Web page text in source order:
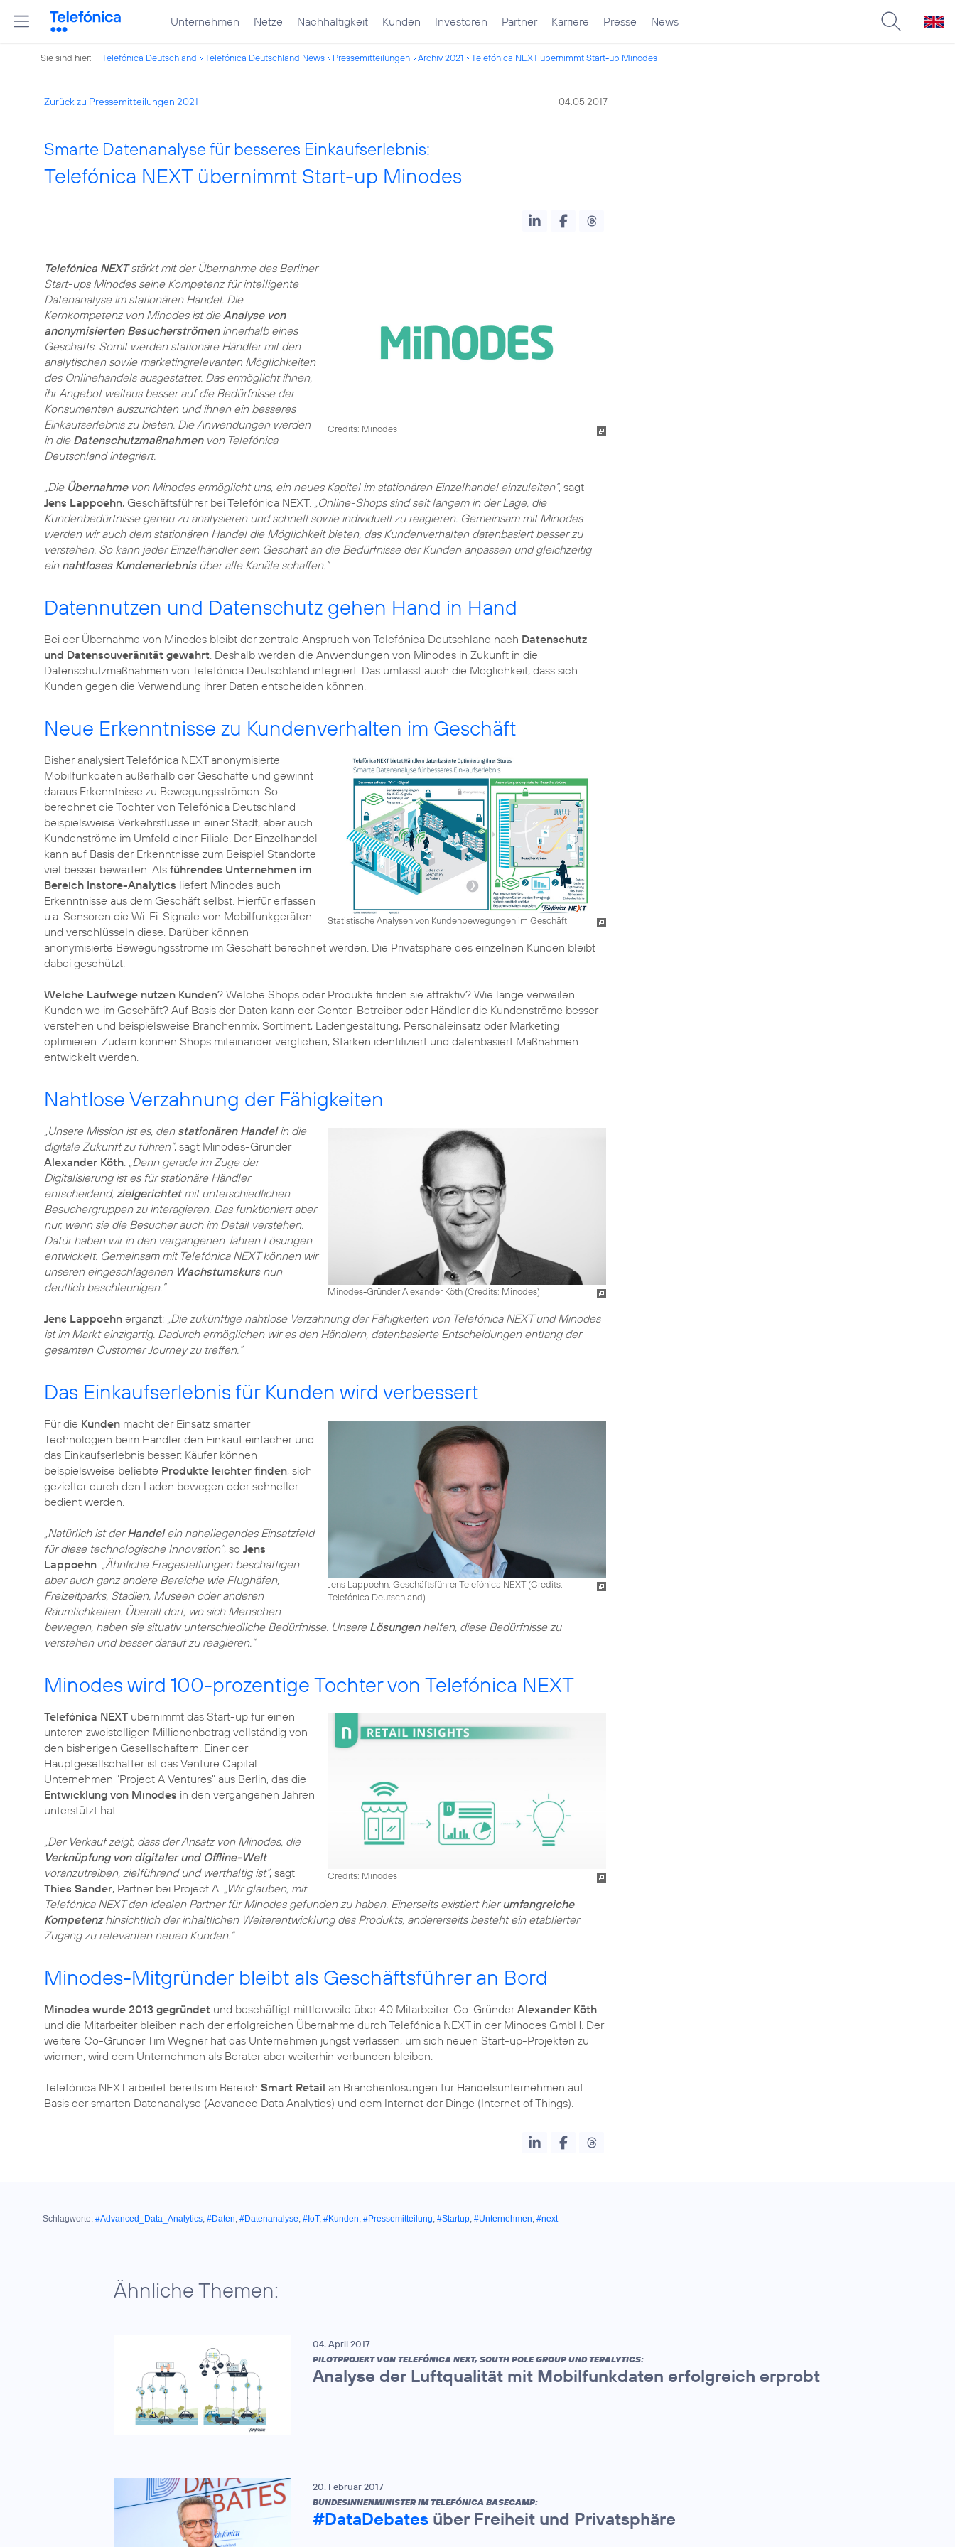
Unternehmen Netze Nachhaltigkeit Kunden Investoren Partner Karriere Presse News
Sie sind hier: Telefónica Deutschland Telefónica Deutschland News Pressemitteilungen Archiv 2021 Telefónica NEXT übernimmt Start-up Minodes
Zurück zu Pressemitteilungen 2021 04.05.2017
Smarte Datenanalyse für besseres Einkaufserlebnis:
Telefónica NEXT übernimmt Start-up Minodes
Credits: Minodes
Telefónica NEXTstärkt mit der Übernahme des Berliner
Start-ups Minodes seine Kompetenz für intelligente
Datenanalyse im stationären Handel. Die
Kernkompetenz von Minodes ist dieAnalyse von
anonymisierten Besucherströmeninnerhalb eines
Geschäfts. Somit werden stationäre Händler mit den
analytischen sowie marketingrelevanten Möglichkeiten
des Onlinehandels ausgestattet. Das ermöglicht ihnen,
ihr Angebot weitaus besser auf die Bedürfnisse der
Konsumenten auszurichten und ihnen ein besseres
Einkaufserlebnis zu bieten. Die Anwendungen werden
in die Datenschutzmaßnahmenvon Telefónica
Deutschland integriert.
„Die Übernahmevon Minodes ermöglicht uns, ein neues Kapitel im stationären Einzelhandel einzuleiten“, sagt
Jens Lappoehn, Geschäftsführer bei Telefónica NEXT. „Online-Shops sind seit langem in der Lage, die
Kundenbedürfnisse genau zu analysieren und schnell sowie individuell zu reagieren. Gemeinsam mit Minodes
werden wir auch dem stationären Handel die Möglichkeit bieten, das Kundenverhalten datenbasiert besser zu
verstehen. So kann jeder Einzelhändler sein Geschäft an die Bedürfnisse der Kunden anpassen und gleichzeitig
ein nahtloses Kundenerlebnisüber alle Kanäle schaffen.“
Datennutzen und Datenschutz gehen Hand in Hand
Bei der Übernahme von Minodes bleibt der zentrale Anspruch von Telefónica Deutschland nach Datenschutz
und Datensouveränität gewahrt. Deshalb werden die Anwendungen von Minodes in Zukunft in die
Datenschutzmaßnahmen von Telefónica Deutschland integriert. Das umfasst auch die Möglichkeit, dass sich
Kunden gegen die Verwendung ihrer Daten entscheiden können.
Neue Erkenntnisse zu Kundenverhalten im Geschäft
Statistische Analysen von Kundenbewegungen im Geschäft
Bisher analysiert Telefónica NEXT anonymisierte
Mobilfunkdaten außerhalb der Geschäfte und gewinnt
daraus Erkenntnisse zu Bewegungsströmen. So
berechnet die Tochter von Telefónica Deutschland
beispielsweise Verkehrsflüsse in einer Stadt, aber auch
Kundenströme im Umfeld einer Filiale. Der Einzelhandel
kann auf Basis der Erkenntnisse zum Beispiel Standorte
viel besser bewerten. Als führendes Unternehmen im
Bereich Instore-Analytics liefert Minodes auch
Erkenntnisse aus dem Geschäft selbst. Hierfür erfassen
u.a. Sensoren die Wi-Fi-Signale von Mobilfunkgeräten
und verschlüsseln diese. Darüber können
anonymisierte Bewegungsströme im Geschäft berechnet werden. Die Privatsphäre des einzelnen Kunden bleibt
dabei geschützt.
Welche Laufwege nutzen Kunden? Welche Shops oder Produkte finden sie attraktiv? Wie lange verweilen
Kunden wo im Geschäft? Auf Basis der Daten kann der Center-Betreiber oder Händler die Kundenströme besser
verstehen und beispielsweise Branchenmix, Sortiment, Ladengestaltung, Personaleinsatz oder Marketing
optimieren. Zudem können Shops miteinander verglichen, Stärken identifiziert und datenbasiert Maßnahmen
entwickelt werden.
Nahtlose Verzahnung der Fähigkeiten
Minodes-Gründer Alexander Köth (Credits: Minodes)
„Unsere Mission ist es, den stationären Handelin die
digitale Zukunft zu führen“, sagt Minodes-Gründer
Alexander Köth. „Denn gerade im Zuge der
Digitalisierung ist es für stationäre Händler
entscheidend, zielgerichtetmit unterschiedlichen
Besuchergruppen zu interagieren. Das funktioniert aber
nur, wenn sie die Besucher auch im Detail verstehen.
Dafür haben wir in den vergangenen Jahren Lösungen
entwickelt. Gemeinsam mit Telefónica NEXT können wir
unseren eingeschlagenen Wachstumskursnun
deutlich beschleunigen.“
Jens Lappoehn ergänzt: „Die zukünftige nahtlose Verzahnung der Fähigkeiten von Telefónica NEXT und Minodes
ist im Markt einzigartig. Dadurch ermöglichen wir es den Händlern, datenbasierte Entscheidungen entlang der
gesamten Customer Journey zu treffen.“
Das Einkaufserlebnis für Kunden wird verbessert
Jens Lappoehn, Geschäftsführer Telefónica NEXT (Credits:
Telefónica Deutschland)
Für die Kunden macht der Einsatz smarter
Technologien beim Händler den Einkauf einfacher und
das Einkaufserlebnis besser: Käufer können
beispielsweise beliebte Produkte leichter finden, sich
gezielter durch den Laden bewegen oder schneller
bedient werden.
„Natürlich ist derHandelein naheliegendes Einsatzfeld
für diese technologische Innovation“, so Jens
Lappoehn. „Ähnliche Fragestellungen beschäftigen
aber auch ganz andere Bereiche wie Flughäfen,
Freizeitparks, Stadien, Museen oder anderen
Räumlichkeiten. Überall dort, wo sich Menschen
bewegen, haben sie situativ unterschiedliche Bedürfnisse. Unsere Lösungenhelfen, diese Bedürfnisse zu
verstehen und besser darauf zu reagieren.“
Minodes wird 100-prozentige Tochter von Telefónica NEXT
Credits: Minodes
Telefónica NEXT übernimmt das Start-up für einen
unteren zweistelligen Millionenbetrag vollständig von
den bisherigen Gesellschaftern. Einer der
Hauptgesellschafter ist das Venture Capital
Unternehmen "Project A Ventures" aus Berlin, das die
Entwicklung von Minodes in den vergangenen Jahren
unterstützt hat.
„Der Verkauf zeigt, dass der Ansatz von Minodes, die
Verknüpfung von digitaler und Offline-Welt
voranzutreiben, zielführend und werthaltig ist“, sagt
Thies Sander, Partner bei Project A. „Wir glauben, mit
Telefónica NEXT den idealen Partner für Minodes gefunden zu haben. Einerseits existiert hierumfangreiche
Kompetenzhinsichtlich der inhaltlichen Weiterentwicklung des Produkts, andererseits besteht ein etablierter
Zugang zu relevanten neuen Kunden.“
Minodes-Mitgründer bleibt als Geschäftsführer an Bord
Minodes wurde 2013 gegründet und beschäftigt mittlerweile über 40 Mitarbeiter. Co-GründerAlexander Köth
und die Mitarbeiter bleiben nach der erfolgreichen Übernahme durch Telefónica NEXT in der Minodes GmbH. Der
weitere Co-Gründer Tim Wegner hat das Unternehmen jüngst verlassen, um sich neuen Start-up-Projekten zu
widmen, wird dem Unternehmen als Berater aber weiterhin verbunden bleiben.
Telefónica NEXT arbeitet bereits im Bereich Smart Retail an Branchenlösungen für Handelsunternehmen auf
Basis der smarten Datenanalyse (Advanced Data Analytics) und dem Internet der Dinge (Internet of Things).
Schlagworte: #Advanced_Data_Analytics, #Daten, #Datenanalyse, #IoT, #Kunden, #Pressemitteilung, #Startup, #Unternehmen, #next
Ähnliche Themen:
04. April 2017
PILOTPROJEKT VON TELEFÓNICA NEXT, SOUTH POLE GROUP UND TERALYTICS:
Analyse der Luftqualität mit Mobilfunkdaten erfolgreich erprobt
20. Februar 2017
BUNDESINNENMINISTER IM TELEFÓNICA BASECAMP:
#DataDebates über Freiheit und Privatsphäre